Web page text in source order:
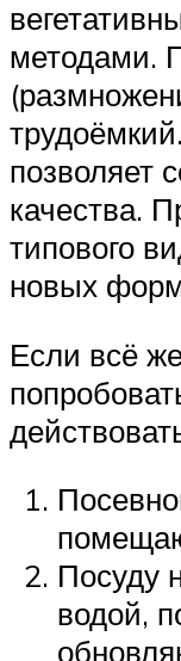
методами.
позволяет
качества.
типового
новых
Если всё
Посуду
водой,